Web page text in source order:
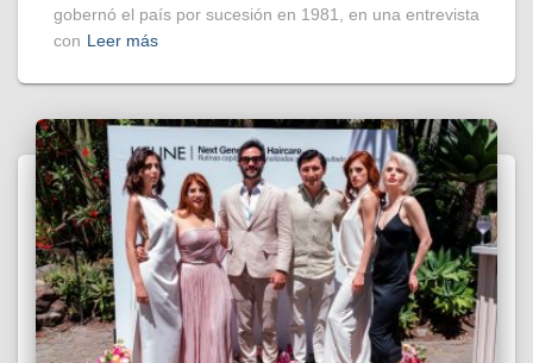
gobernó el país por sucesión en 1981, en una entrevista
con Leer más